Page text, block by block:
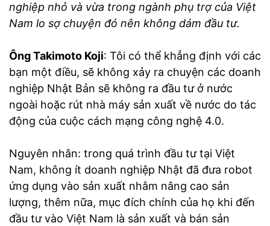
nghiệp nhỏ và vừa trong ngành phụ trợ của Việt
Nam lo sợ chuyện đó nên không dám đầu tư.
Ông Takimoto Koji: Tôi có thể khẳng định với các
bạn một điều, sẽ không xảy ra chuyện các doanh
nghiệp Nhật Bản sẽ không ra đầu tư ở nước
ngoài hoặc rút nhà máy sản xuất về nước do tác
động của cuộc cách mạng công nghệ 4.0.
Nguyên nhân: trong quá trình đầu tư tại Việt
Nam, không ít doanh nghiệp Nhật đã đưa robot
ứng dụng vào sản xuất nhằm nâng cao sản
lượng, thêm nữa, mục đích chính của họ khi đến
đầu tư vào Việt Nam là sản xuất và bán sản